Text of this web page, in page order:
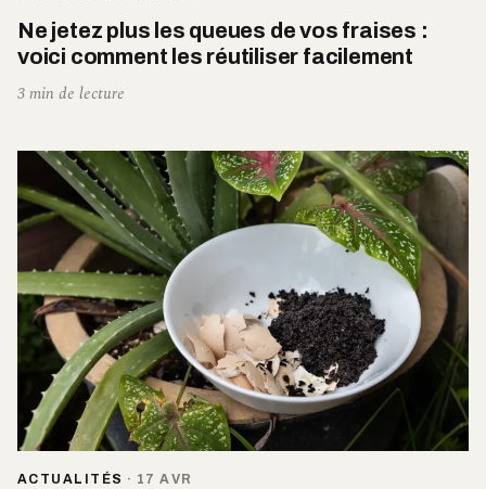
Ne jetez plus les queues de vos fraises :
voici comment les réutiliser facilement
3 min de lecture
ACTUALITÉS · 17 AVR